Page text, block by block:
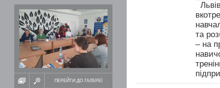
ПЕРЕЙТИ ДО ГАЛЕРЕЇ
та
– на